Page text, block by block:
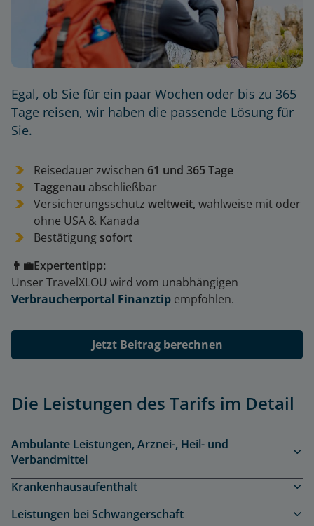
Egal, ob Sie für ein paar Wochen oder bis zu 365
Tage reisen, wir haben die passende Lösung für
Sie.
Reisedauer zwischen 61 und 365 Tage
Taggenau abschließbar
Versicherungsschutz weltweit, wahlweise mit oder
ohne USA & Kanada
Bestätigung sofort
👨‍💼Expertentipp:
Unser TravelXLOU wird vom unabhängigen
Verbraucherportal Finanztip empfohlen.
Jetzt Beitrag berechnen
Die Leistungen des Tarifs im Detail
Ambulante Leistungen, Arznei-, Heil- und
Verbandmittel
Krankenhausaufenthalt
Leistungen bei Schwangerschaft